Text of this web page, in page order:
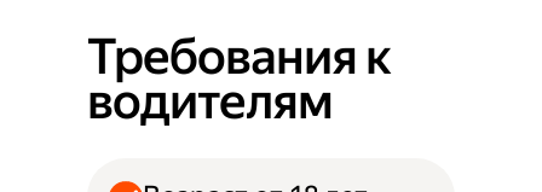
Требования к
водителям